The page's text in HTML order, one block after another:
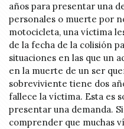
años para presentar una
personales o muerte por
motocicleta, una víctima
de la fecha de la colisión
situaciones en las que un
en la muerte de un ser
sobreviviente tiene dos
fallece la víctima. Esta es
presentar una demanda.
comprender que muchas